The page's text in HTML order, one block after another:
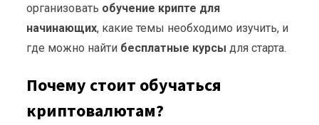
организовать обучение крипте для
начинающих, какие темы необходимо изучить, и
где можно найти бесплатные курсы для старта.
Почему стоит обучаться
криптовалютам?